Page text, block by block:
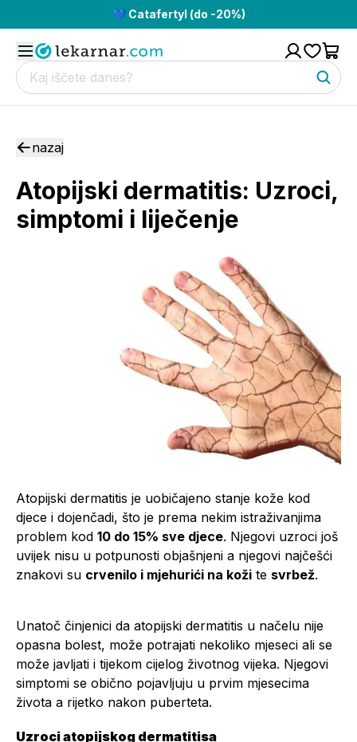
💙 Catafertyl (do -20%)
nazaj
Atopijski dermatitis: Uzroci,
simptomi i liječenje
Atopijski dermatitis je uobičajeno stanje kože kod
djece i dojenčadi, što je prema nekim istraživanjima
problem kod 10 do 15% sve djece. Njegovi uzroci još
uvijek nisu u potpunosti objašnjeni a njegovi najčešći
znakovi su crvenilo i mjehurići na koži te svrbež.
Unatoč činjenici da atopijski dermatitis u načelu nije
opasna bolest, može potrajati nekoliko mjeseci ali se
može javljati i tijekom cijelog životnog vijeka. Njegovi
simptomi se obično pojavljuju u prvim mjesecima
života a rijetko nakon puberteta.
Uzroci atopijskog dermatitisa